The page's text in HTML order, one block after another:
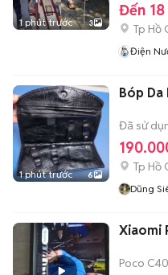
1 phút trước 3
Đến
Tp Hồ
Điện
1 phút trước 6
Bóp Da
Đã sử
Tp Hồ
Dũng
Xiaomi
Poco C40